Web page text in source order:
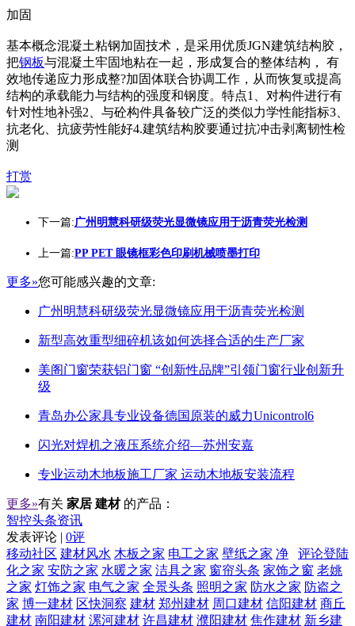
加固
基本概念混凝土粘钢加固技术，是采用优质JGN建筑结构胶，
把钢板与混凝土牢固地粘在一起，形成复合的整体结构， 有
效地传递应力形成整?加固体联合协调工作，从而恢复或提高
结构的承载能力与结构的强度和钢度。特点1、对构件进行有
针对性地补强2、与砼构件具备较广泛的类似力学性能指标3、
抗老化、抗疲劳性能好4.建筑结构胶要通过抗冲击剥离韧性检
测
打赏
下一篇:广州明慧科研级荧光显微镜应用于沥青荧光检测
上一篇:PP PET 眼镜框彩色印刷机械喷墨打印
更多»您可能感兴趣的文章:
广州明慧科研级荧光显微镜应用于沥青荧光检测
新型高效重型细碎机该如何选择合适的生产厂家
美阁门窗荣获铝门窗 “创新性品牌”引领门窗行业创新升
级
青岛办公家具专业设备德国原装的威力Unicontrol6
闪光对焊机之液压系统介绍—苏州安嘉
专业运动木地板施工厂家 运动木地板安装流程
更多»有关 家居 建材 的产品：
智控头条资讯
发表评论 | 0评
评论登陆
移动社区 建材风水 木板之家 电工之家 壁纸之家 净
化之家 安防之家 水暖之家 洁具之家 窗帘头条 家饰之窗 老姚
之家 灯饰之家 电气之家 全景头条 照明之家 防水之家 防盗之
家 博一建材 区快洞察 建材 郑州建材 周口建材 信阳建材 商丘
建材 南阳建材 漯河建材 许昌建材 濮阳建材 焦作建材 新乡建